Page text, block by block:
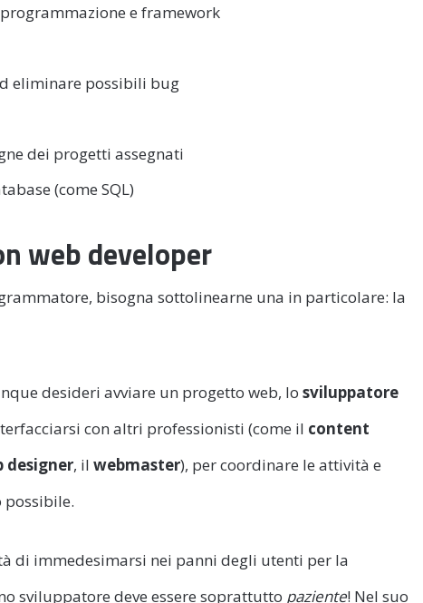
e framework
eliminare possibili bug
dei progetti assegnati
(come SQL)
web developer
bisogna sottolinearne una in particolare: la
desideri avviare un progetto web, lo sviluppatore
con altri professionisti (come il content
designer, il webmaster), per coordinare le attività e
di immedesimarsi nei panni degli utenti per la
sviluppatore deve essere soprattutto paziente! Nel suo